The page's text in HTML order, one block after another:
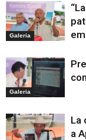
Galeria
Galeria
La
a